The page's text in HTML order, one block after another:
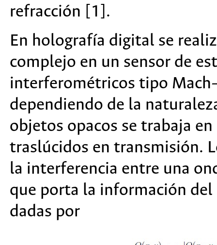
refracción [1].
En holografía digital se
complejo en un sensor de
interferométricos tipo
dependiendo de la
objetos opacos se trabaja
traslúcidos en transmisión.
la interferencia entre una
que porta la información
dadas por